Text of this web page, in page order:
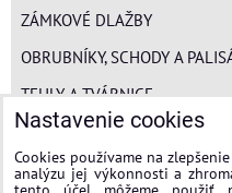
ZÁMKOVÉ DLAŽBY
OBRUBNÍKY, SCHODY A
TEHLY A TVÁRNICE
POLYSTYRÉN
MINERÁLNA VLNA
Nastavenie cookies
Cookies používame na
analýzu jej výkonnosti a